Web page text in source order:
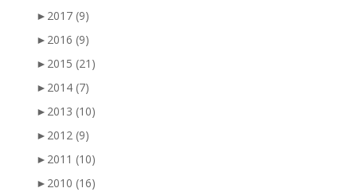
► 2017 (9)
► 2016 (9)
► 2015 (21)
► 2014 (7)
► 2013 (10)
► 2012 (9)
► 2011 (10)
► 2010 (16)